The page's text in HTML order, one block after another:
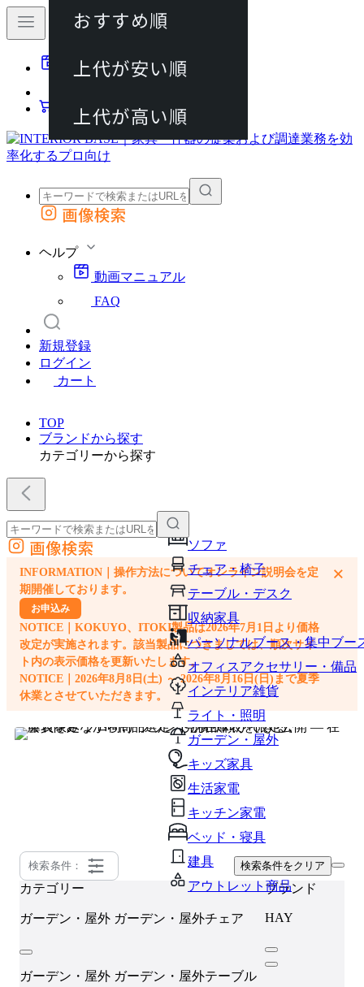
動画マニュアル
カート
外部サイトの商品をカートに追加
画像検索
ヘルプ
動画マニュアル
FAQ
新規登録
ログイン
カート
TOP
ブランドから探す
カテゴリーから探す
ソファ
チェア・椅子
テーブル・デスク
収納家具
パーソナルブース・集中ブー
オフィスアクセサリー・備品
インテリア雑貨
ライト・照明
ガーデン・屋外
キッズ家具
生活家電
キッチン家電
ベッド・寝具
建具
アウトレット商品
外部サイトの商品をカートに追加
他のサイトで見つけた商品ページのURLを貼り付けて、カートに追加できます
画像検索
INFORMATION｜操作方法についてオンライン説明会を定
期開催しております。
お申込み
NOTICE｜KOKUYO、ITOKI製品は2026年7月1日より価格
改定が実施されます。該当製品につきましては、順次サイ
ト内の表示価格を更新いたします。
NOTICE｜2026年8月8日(土) ～ 2026年8月16日(日)まで夏季
休業とさせていただきます。
×
検索条件： 検索条件をクリア
カテゴリー
ガーデン・屋外 ガーデン・屋外チェア
ガーデン・屋外 ガーデン・屋外テーブル
ブランド
HAY
おすすめ順
上代が安い順
上代が高い順